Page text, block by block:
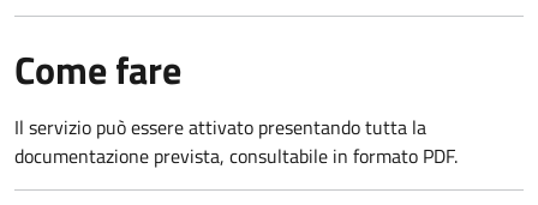
Come fare
Il servizio può essere attivato presentando tutta la
documentazione prevista, consultabile in formato PDF.